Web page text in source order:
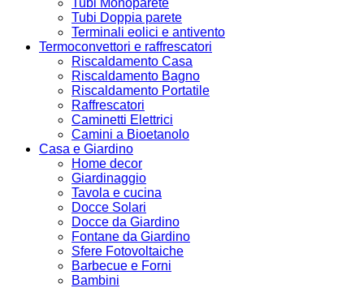
Tubi Monoparete
Tubi Doppia parete
Terminali eolici e antivento
Termoconvettori e raffrescatori
Riscaldamento Casa
Riscaldamento Bagno
Riscaldamento Portatile
Raffrescatori
Caminetti Elettrici
Camini a Bioetanolo
Casa e Giardino
Home decor
Giardinaggio
Tavola e cucina
Docce Solari
Docce da Giardino
Fontane da Giardino
Sfere Fotovoltaiche
Barbecue e Forni
Bambini